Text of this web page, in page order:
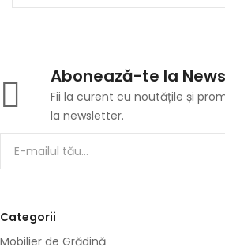
Abonează-te la
Fii la curent cu noutățile și
la newsletter.
Categorii
Mobilier de Grădină